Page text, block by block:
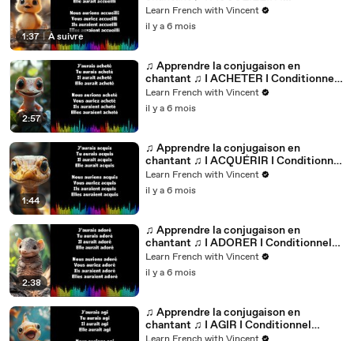
1:37 | À suivre
Conditionnel Passé_
Learn French with Vincent
il y a 6 mois
2:57
♫ Apprendre la conjugaison en
chantant ♫ I ACHETER I Conditionnel
Passé_
Learn French with Vincent
il y a 6 mois
1:44
♫ Apprendre la conjugaison en
chantant ♫ I ACQUÉRIR I Conditionnel
Passé_
Learn French with Vincent
il y a 6 mois
2:38
♫ Apprendre la conjugaison en
chantant ♫ I ADORER I Conditionnel
Passé_
Learn French with Vincent
il y a 6 mois
♫ Apprendre la conjugaison en
chantant ♫ I AGIR I Conditionnel
Passé_